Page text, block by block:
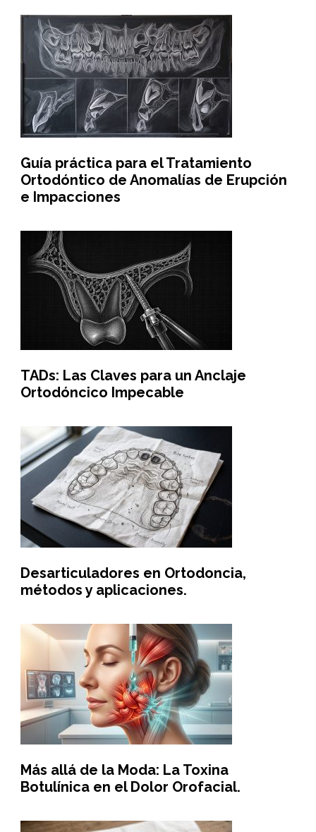
Guía práctica para el Tratamiento
Ortodóntico de Anomalías de Erupción
e Impacciones
TADs: Las Claves para un Anclaje
Ortodóncico Impecable
Desarticuladores en Ortodoncia,
métodos y aplicaciones.
Más allá de la Moda: La Toxina
Botulínica en el Dolor Orofacial.